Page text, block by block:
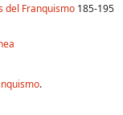
del Franquismo185-195
.